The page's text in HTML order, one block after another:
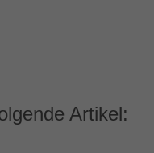
Artikel: